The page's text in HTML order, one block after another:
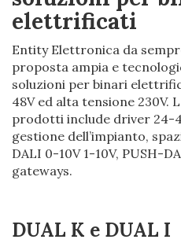
elettrificati
Entity Elettronica da
proposta ampia e
soluzioni per binari
48V ed alta tensione 230V.
prodotti include driver 24-
gestione dell’impianto,
DALI 0-10V 1-10V, PUSH-
gateways.
DUAL K e DUAL I